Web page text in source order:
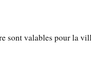
sont valables pour la